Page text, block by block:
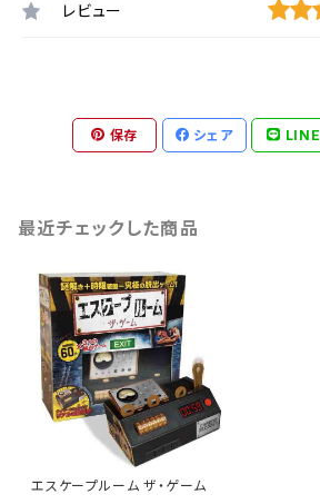
レビュー
保存 シェア LINE
最近チェックした商品
エスケープルーム ザ・ゲーム